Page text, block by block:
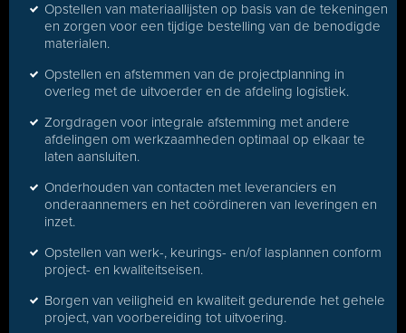
Opstellen van materiaallijsten op basis van de tekeningen
en zorgen voor een tijdige bestelling van de benodigde
materialen.
Opstellen en afstemmen van de projectplanning in
overleg met de uitvoerder en de afdeling logistiek.
Zorgdragen voor integrale afstemming met andere
afdelingen om werkzaamheden optimaal op elkaar te
laten aansluiten.
Onderhouden van contacten met leveranciers en
onderaannemers en het coördineren van leveringen en
inzet.
Opstellen van werk-, keurings- en/of lasplannen conform
project- en kwaliteitseisen.
Borgen van veiligheid en kwaliteit gedurende het gehele
project, van voorbereiding tot uitvoering.